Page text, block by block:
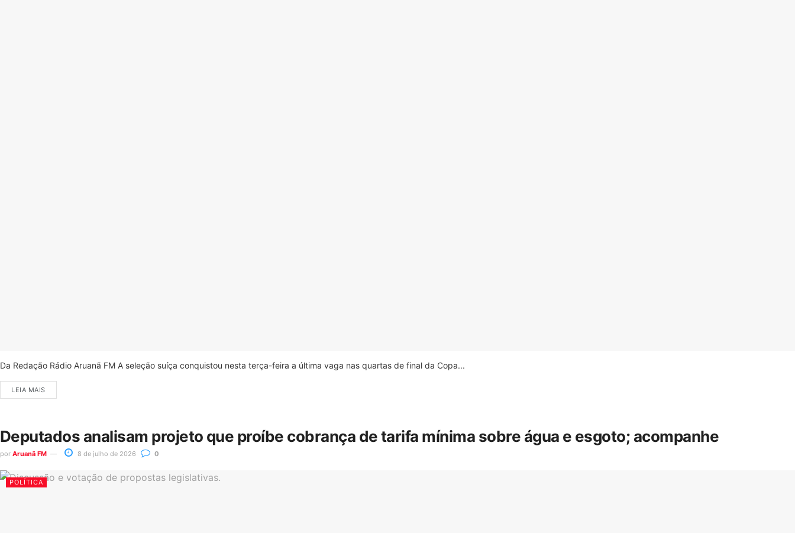
Da Redação Rádio Aruanã FM A seleção suíça conquistou nesta terça-feira a última vaga nas quartas de final da Copa...
LEIA MAIS
Deputados analisam projeto que proíbe cobrança de tarifa mínima sobre água e esgoto; acompanhe
por Aruanã FM 8 de julho de 2026 0
POLÍTICA